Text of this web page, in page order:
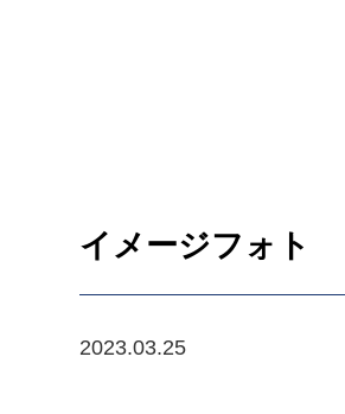
イメージフォト
2023.03.25